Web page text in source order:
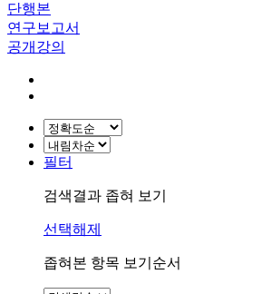
단행본
연구보고서
공개강의
필터
검색결과 좁혀 보기
선택해제
좁혀본 항목 보기순서